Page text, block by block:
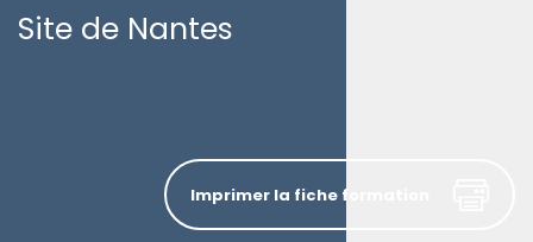
Site de Nantes
Imprimer la fiche formation